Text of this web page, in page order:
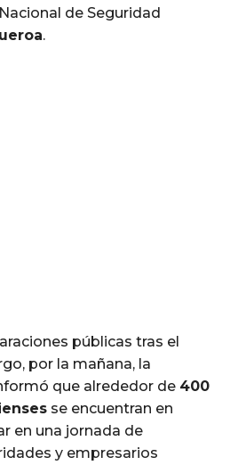
de Seguridad
.
públicas tras el
por la mañana, la
que alrededor de 400
se encuentran en
en una jornada de
y empresarios